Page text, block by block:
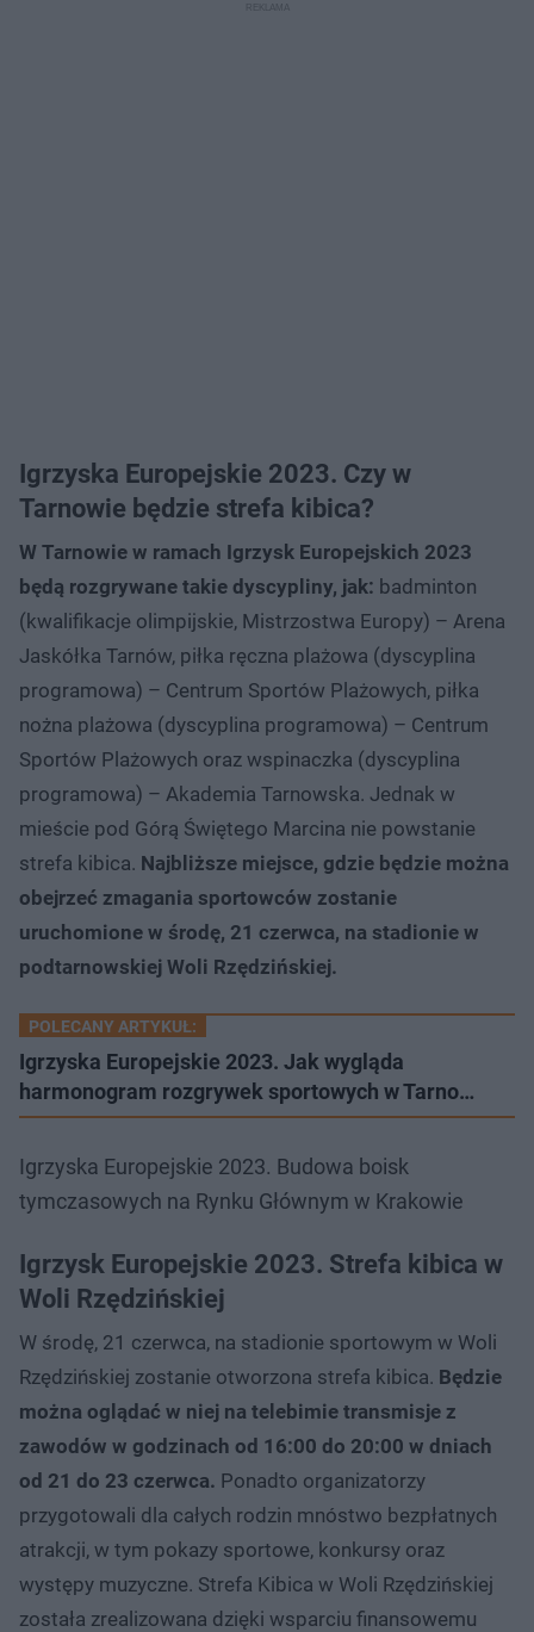
Igrzyska Europejskie 2023. Czy w
Tarnowie będzie strefa kibica?
W Tarnowie w ramach Igrzysk Europejskich 2023
będą rozgrywane takie dyscypliny, jak: badminton
(kwalifikacje olimpijskie, Mistrzostwa Europy) – Arena
Jaskółka Tarnów, piłka ręczna plażowa (dyscyplina
programowa) – Centrum Sportów Plażowych, piłka
nożna plażowa (dyscyplina programowa) – Centrum
Sportów Plażowych oraz wspinaczka (dyscyplina
programowa) – Akademia Tarnowska. Jednak w
mieście pod Górą Świętego Marcina nie powstanie
strefa kibica. Najbliższe miejsce, gdzie będzie można
obejrzeć zmagania sportowców zostanie
uruchomione w środę, 21 czerwca, na stadionie w
podtarnowskiej Woli Rzędzińskiej.
POLECANY ARTYKUŁ:
Igrzyska Europejskie 2023. Jak wygląda
harmonogram rozgrywek sportowych w Tarno…
Igrzyska Europejskie 2023. Budowa boisk
tymczasowych na Rynku Głównym w Krakowie
Igrzysk Europejskie 2023. Strefa kibica w
Woli Rzędzińskiej
W środę, 21 czerwca, na stadionie sportowym w Woli
Rzędzińskiej zostanie otworzona strefa kibica. Będzie
można oglądać w niej na telebimie transmisje z
zawodów w godzinach od 16:00 do 20:00 w dniach
od 21 do 23 czerwca. Ponadto organizatorzy
przygotowali dla całych rodzin mnóstwo bezpłatnych
atrakcji, w tym pokazy sportowe, konkursy oraz
występy muzyczne. Strefa Kibica w Woli Rzędzińskiej
została zrealizowana dzięki wsparciu finansowemu